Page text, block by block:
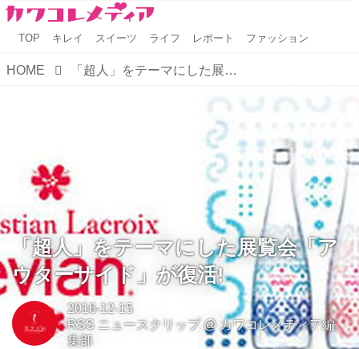
TOP キレイ スイーツ ライフ レポート ファッション
HOME 「超人」をテーマにした展覧会「アウターサイド」が復活!
「超人」をテーマにした展覧会「ア
ウターサイド」が復活!
2016-12-15
RSS ニュースクリップ@ カワコレメディア編
集部